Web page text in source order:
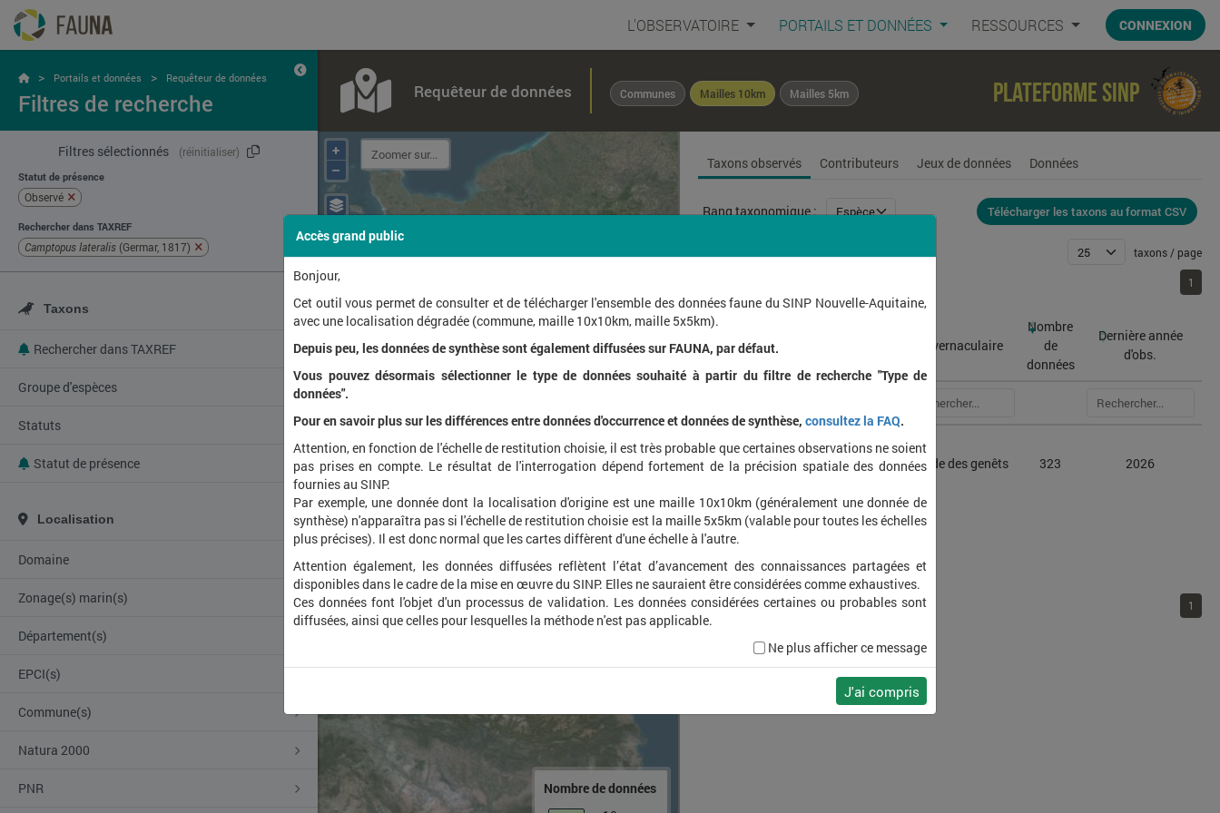
L'OBSERVATOIRE PORTAILS ET DONNÉES RESSOURCES CONNEXION
> Portails et données > Requêteur de données
Filtres de recherche
Filtres sélectionnés (réinitialiser)
Statut de présence
Observé
Rechercher dans TAXREF
Camptopus lateralis (Germar, 1817)
Taxons
Rechercher dans TAXREF
Groupe d'espèces
Statuts
Statut de présence
Localisation
Domaine
Zonage(s) marin(s)
Département(s)
EPCI(s)
Commune(s)
Natura 2000
PNR
Requêteur de données Communes Mailles 10km Mailles 5km Plateforme SINP
+
–
Nombre de données
Taxons observés Contributeurs Jeux de données Données
Rang taxonomique : Télécharger les taxons au format CSV
taxons / page
1
Nom vernaculaire
Nombre
de
données
Dernière année
d'obs.
Camptopus lateralis Alydide des genêts 323 2026
1
Accès grand public
Bonjour,
Cet outil vous permet de consulter et de télécharger l'ensemble des données faune du SINP Nouvelle-Aquitaine,
avec une localisation dégradée (commune, maille 10x10km, maille 5x5km).
Depuis peu, les données de synthèse sont également diffusées sur FAUNA, par défaut.
Vous pouvez désormais sélectionner le type de données souhaité à partir du filtre de recherche "Type de
données".
Pour en savoir plus sur les différences entre données d'occurrence et données de synthèse, consultez la FAQ.
Attention, en fonction de l'échelle de restitution choisie, il est très probable que certaines observations ne soient
pas prises en compte. Le résultat de l'interrogation dépend fortement de la précision spatiale des données
fournies au SINP.
Par exemple, une donnée dont la localisation d'origine est une maille 10x10km (généralement une donnée de
synthèse) n'apparaîtra pas si l'échelle de restitution choisie est la maille 5x5km (valable pour toutes les échelles
plus précises). Il est donc normal que les cartes diffèrent d'une échelle à l'autre.
Attention également, les données diffusées reflètent l’état d’avancement des connaissances partagées et
disponibles dans le cadre de la mise en œuvre du SINP. Elles ne sauraient être considérées comme exhaustives.
Ces données font l'objet d'un processus de validation. Les données considérées certaines ou probables sont
diffusées, ainsi que celles pour lesquelles la méthode n'est pas applicable.
Ne plus afficher ce message
J'ai compris